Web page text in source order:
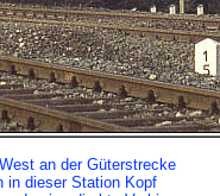
an der Güterstrecke
in dieser Station Kopf